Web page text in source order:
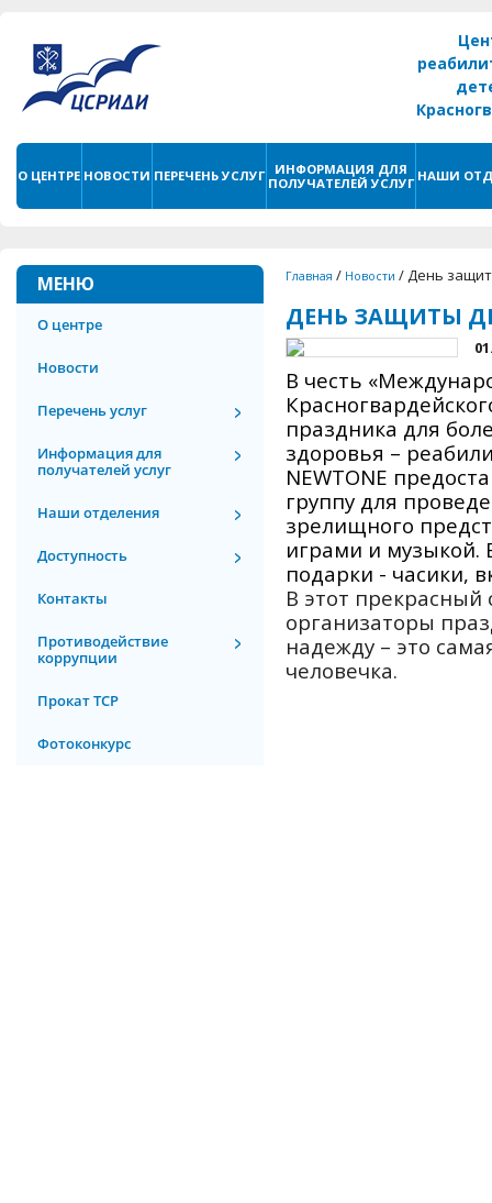
О ЦЕНТРЕ НОВОСТИ ПЕРЕЧЕНЬ УСЛУГ
ИНФОРМАЦИЯ ДЛЯ
ПОЛУЧАТЕЛЕЙ УСЛУГ НАШИ
МЕНЮ
О центре
Новости
Перечень услуг
Информация для
получателей услуг
Наши отделения
Доступность
Контакты
Противодействие
коррупции
Прокат ТСР
Фотоконкурс
Главная / Новости /День
ДЕНЬ ЗАЩИТЫ
В честь
праздника для
здоровья –
NEWTONE
группу для
зрелищного
играми и музыкой.
подарки - часики,
В этот
организаторы
надежду – это
человечка.